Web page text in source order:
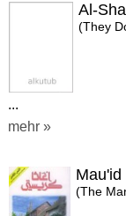
Al-
(They
...
mehr »
(The